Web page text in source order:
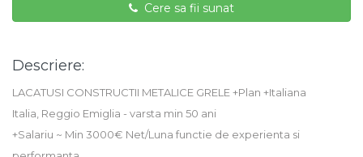
Cere sa fii sunat
Descriere:
LACATUSI CONSTRUCTII METALICE GRELE +Plan +Italiana
Italia, Reggio Emiglia - varsta min 50 ani
+Salariu ~ Min 3000€ Net/Luna functie de experienta si